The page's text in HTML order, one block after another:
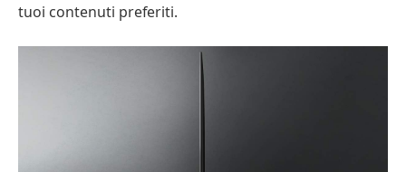
tuoi contenuti preferiti.